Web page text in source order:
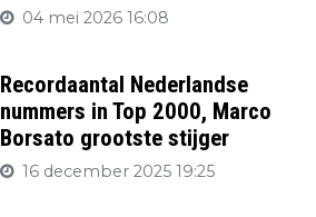
04 mei 2026 16:08
Recordaantal Nederlandse
nummers in Top 2000, Marco
Borsato grootste stijger
16 december 2025 19:25